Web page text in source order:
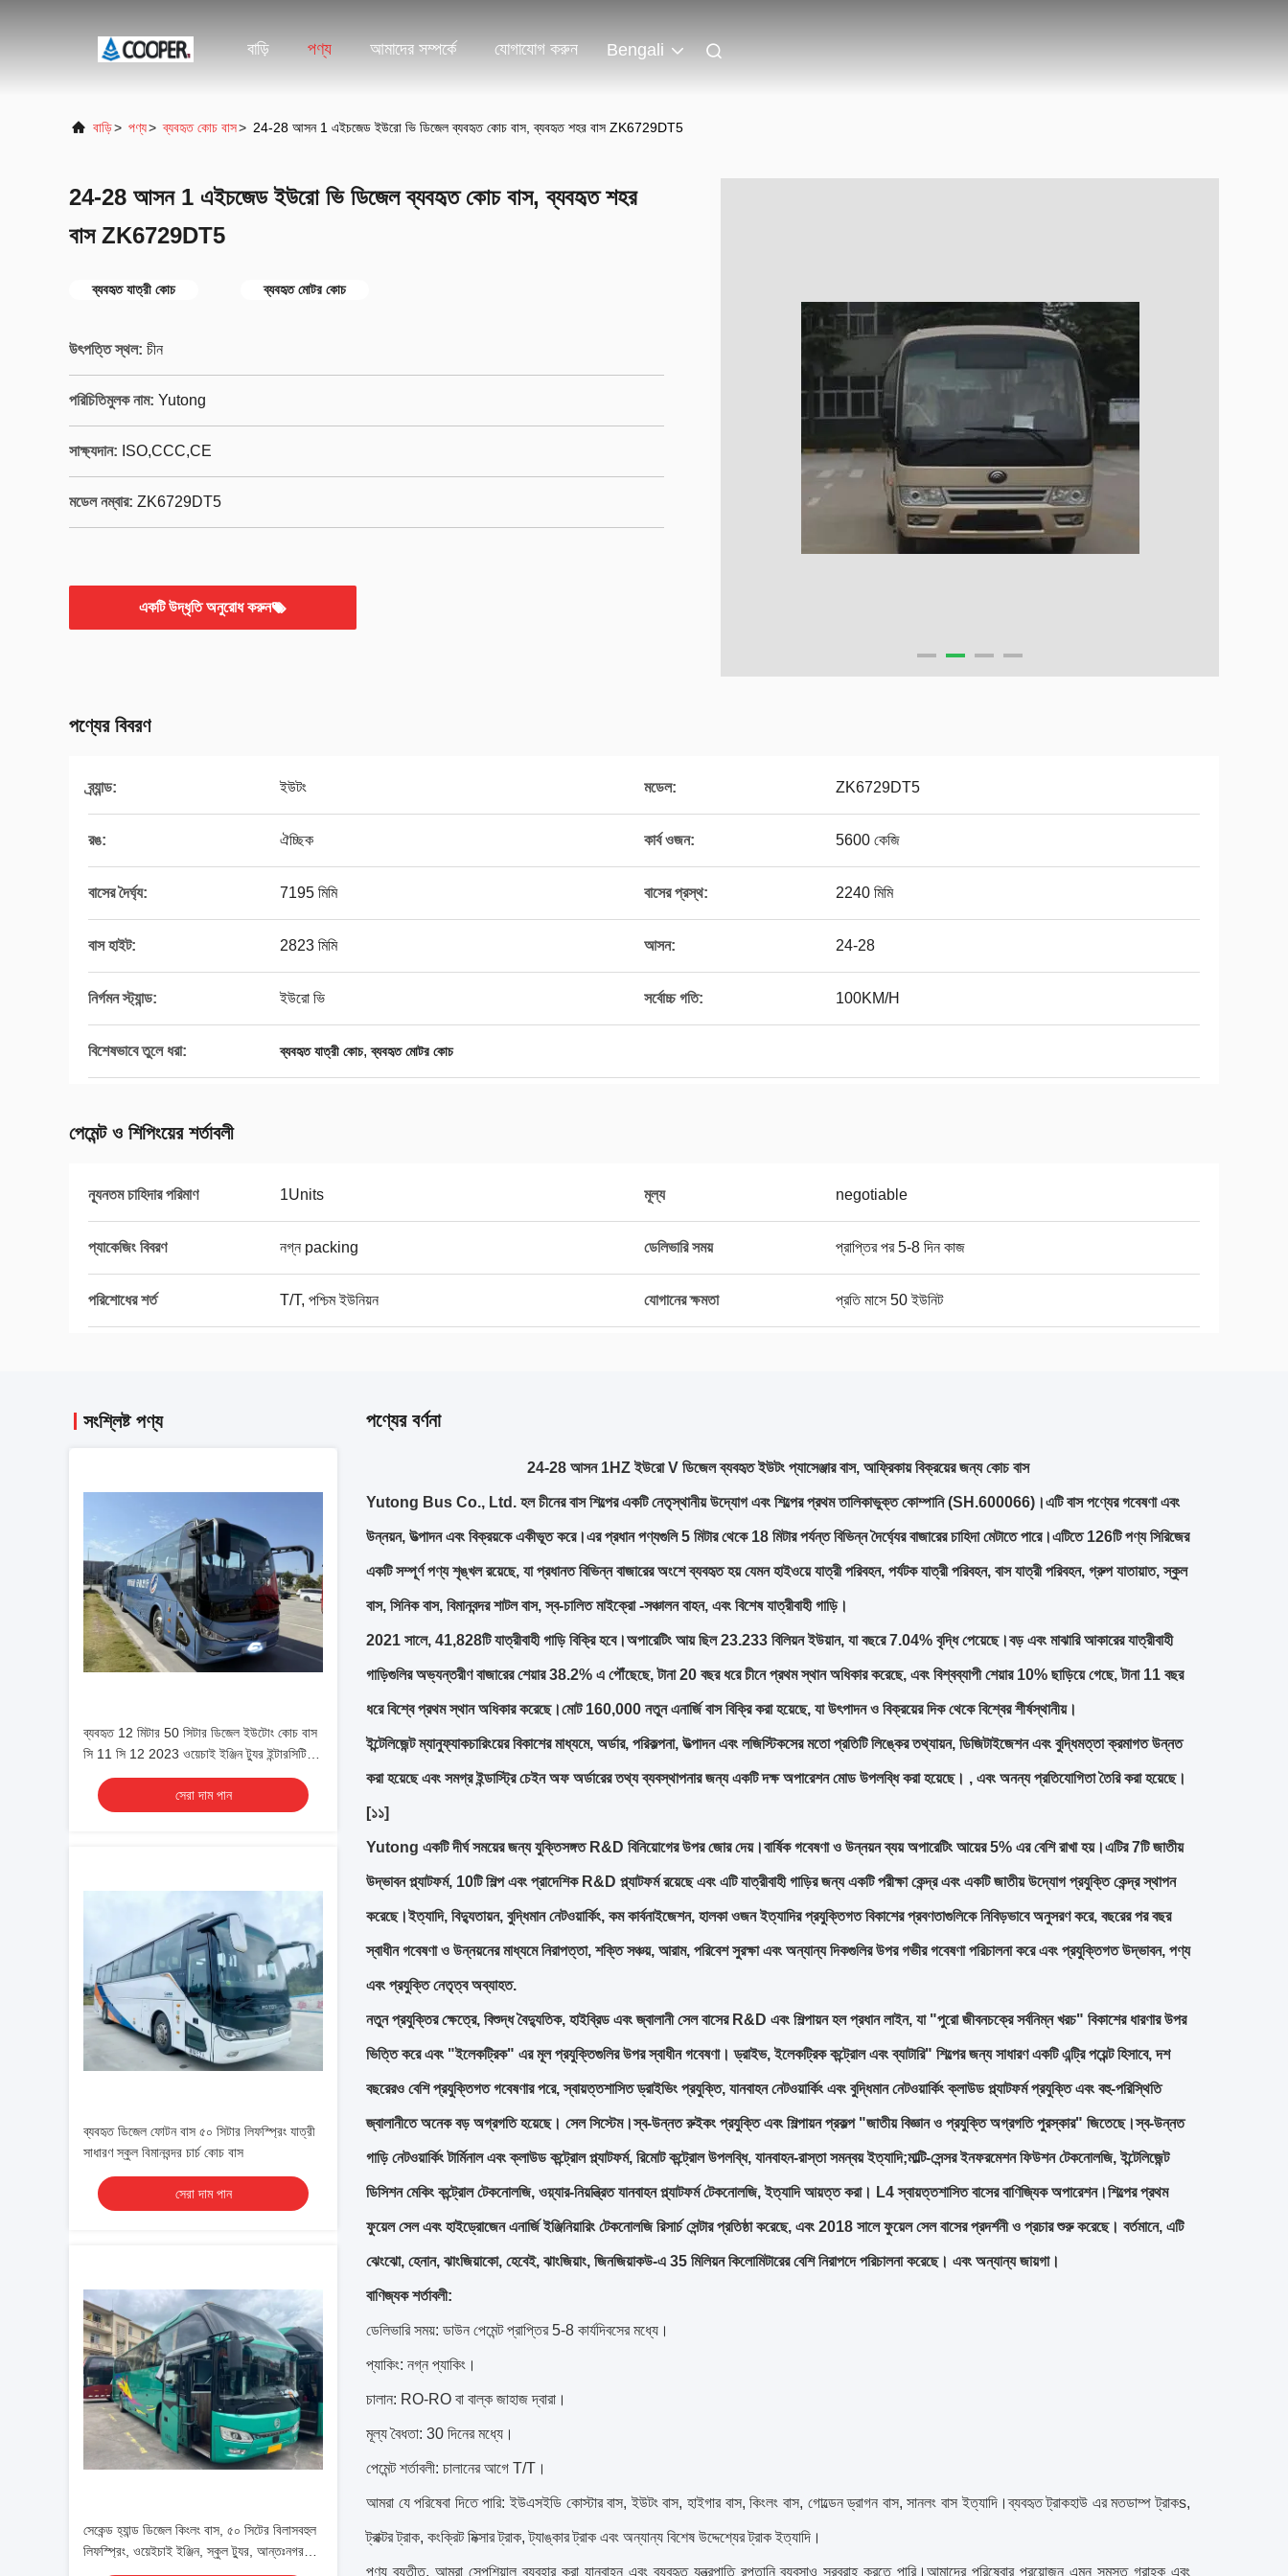
বাড়ি পণ্য আমাদের সম্পর্কে যোগাযোগ করুন Bengali
বাড়ি> পণ্য> ব্যবহৃত কোচ বাস> 24-28 আসন 1 এইচজেড ইউরো ভি ডিজেল ব্যবহৃত কোচ বাস, ব্যবহৃত শহর বাস ZK6729DT5
24-28 আসন 1 এইচজেড ইউরো ভি ডিজেল ব্যবহৃত কোচ বাস, ব্যবহৃত শহর
বাস ZK6729DT5
ব্যবহৃত যাত্রী কোচ ব্যবহৃত মোটর কোচ
উৎপত্তি স্থল: চীন
পরিচিতিমুলক নাম: Yutong
সাক্ষ্যদান: ISO,CCC,CE
মডেল নম্বার: ZK6729DT5
একটি উদ্ধৃতি অনুরোধ করুন
পণ্যের বিবরণ
ব্র্যান্ড: ইউটং মডেল: ZK6729DT5
রঙ: ঐচ্ছিক কার্ব ওজন: 5600 কেজি
বাসের দৈর্ঘ্য: 7195 মিমি বাসের প্রস্থ: 2240 মিমি
বাস হাইট: 2823 মিমি আসন: 24-28
নির্গমন স্ট্যান্ড: ইউরো ভি সর্বোচ্চ গতি: 100KM/H
বিশেষভাবে তুলে ধরা: ব্যবহৃত যাত্রী কোচ,ব্যবহৃত মোটর কোচ
পেমেন্ট ও শিপিংয়ের শর্তাবলী
ন্যূনতম চাহিদার পরিমাণ 1Units মূল্য negotiable
প্যাকেজিং বিবরণ নগ্ন packing ডেলিভারি সময় প্রাপ্তির পর 5-8 দিন কাজ
পরিশোধের শর্ত T/T, পশ্চিম ইউনিয়ন যোগানের ক্ষমতা প্রতি মাসে 50 ইউনিট
সংশ্লিষ্ট পণ্য
ব্যবহৃত 12 মিটার 50 সিটার ডিজেল ইউটোং কোচ বাস
সি 11 সি 12 2023 ওয়েচাই ইঞ্জিন ট্যুর ইন্টারসিটি
বাস আরএইচডি / এলএইচডি
সেরা দাম পান
ব্যবহৃত ডিজেল ফোটন বাস ৫০ সিটার লিফস্প্রিং যাত্রী
সাধারণ স্কুল বিমানবন্দর চার্চ কোচ বাস
সেরা দাম পান
সেকেন্ড হ্যান্ড ডিজেল কিংলং বাস, ৫০ সিটের বিলাসবহুল
লিফস্প্রিং, ওয়েইচাই ইঞ্জিন, স্কুল ট্যুর, আন্তঃনগর
যাত্রী পরিবহন কোচ
পণ্যের বর্ণনা
24-28 আসন 1HZ ইউরো V ডিজেল ব্যবহৃত ইউটং প্যাসেঞ্জার বাস, আফ্রিকায় বিক্রয়ের জন্য কোচ বাস
Yutong Bus Co., Ltd. হল চীনের বাস শিল্পের একটি নেতৃস্থানীয় উদ্যোগ এবং শিল্পের প্রথম তালিকাভুক্ত কোম্পানি (SH.600066)।এটি বাস পণ্যের গবেষণা এবং
উন্নয়ন, উত্পাদন এবং বিক্রয়কে একীভূত করে।এর প্রধান পণ্যগুলি 5 মিটার থেকে 18 মিটার পর্যন্ত বিভিন্ন দৈর্ঘ্যের বাজারের চাহিদা মেটাতে পারে।এটিতে 126টি পণ্য সিরিজের
একটি সম্পূর্ণ পণ্য শৃঙ্খল রয়েছে, যা প্রধানত বিভিন্ন বাজারের অংশে ব্যবহৃত হয় যেমন হাইওয়ে যাত্রী পরিবহন, পর্যটক যাত্রী পরিবহন, বাস যাত্রী পরিবহন, গ্রুপ যাতায়াত, স্কুল
বাস, সিনিক বাস, বিমানবন্দর শাটল বাস, স্ব-চালিত মাইক্রো -সঞ্চালন বাহন, এবং বিশেষ যাত্রীবাহী গাড়ি।
2021 সালে, 41,828টি যাত্রীবাহী গাড়ি বিক্রি হবে।অপারেটিং আয় ছিল 23.233 বিলিয়ন ইউয়ান, যা বছরে 7.04% বৃদ্ধি পেয়েছে।বড় এবং মাঝারি আকারের যাত্রীবাহী
গাড়িগুলির অভ্যন্তরীণ বাজারের শেয়ার 38.2% এ পৌঁছেছে, টানা 20 বছর ধরে চীনে প্রথম স্থান অধিকার করেছে, এবং বিশ্বব্যাপী শেয়ার 10% ছাড়িয়ে গেছে, টানা 11 বছর
ধরে বিশ্বে প্রথম স্থান অধিকার করেছে।মোট 160,000 নতুন এনার্জি বাস বিক্রি করা হয়েছে, যা উৎপাদন ও বিক্রয়ের দিক থেকে বিশ্বের শীর্ষস্থানীয়।
ইন্টেলিজেন্ট ম্যানুফ্যাকচারিংয়ের বিকাশের মাধ্যমে, অর্ডার, পরিকল্পনা, উত্পাদন এবং লজিস্টিকসের মতো প্রতিটি লিঙ্কের তথ্যায়ন, ডিজিটাইজেশন এবং বুদ্ধিমত্তা ক্রমাগত উন্নত
করা হয়েছে এবং সমগ্র ইন্ডাস্ট্রি চেইন অফ অর্ডারের তথ্য ব্যবস্থাপনার জন্য একটি দক্ষ অপারেশন মোড উপলব্ধি করা হয়েছে। , এবং অনন্য প্রতিযোগিতা তৈরি করা হয়েছে।
[১১]
Yutong একটি দীর্ঘ সময়ের জন্য যুক্তিসঙ্গত R&D বিনিয়োগের উপর জোর দেয়।বার্ষিক গবেষণা ও উন্নয়ন ব্যয় অপারেটিং আয়ের 5% এর বেশি রাখা হয়।এটির 7টি জাতীয়
উদ্ভাবন প্ল্যাটফর্ম, 10টি শিল্প এবং প্রাদেশিক R&D প্ল্যাটফর্ম রয়েছে এবং এটি যাত্রীবাহী গাড়ির জন্য একটি পরীক্ষা কেন্দ্র এবং একটি জাতীয় উদ্যোগ প্রযুক্তি কেন্দ্র স্থাপন
করেছে।ইত্যাদি, বিদ্যুতায়ন, বুদ্ধিমান নেটওয়ার্কিং, কম কার্বনাইজেশন, হালকা ওজন ইত্যাদির প্রযুক্তিগত বিকাশের প্রবণতাগুলিকে নিবিড়ভাবে অনুসরণ করে, বছরের পর বছর
স্বাধীন গবেষণা ও উন্নয়নের মাধ্যমে নিরাপত্তা, শক্তি সঞ্চয়, আরাম, পরিবেশ সুরক্ষা এবং অন্যান্য দিকগুলির উপর গভীর গবেষণা পরিচালনা করে এবং প্রযুক্তিগত উদ্ভাবন, পণ্য
এবং প্রযুক্তি নেতৃত্ব অব্যাহত.
নতুন প্রযুক্তির ক্ষেত্রে, বিশুদ্ধ বৈদ্যুতিক, হাইব্রিড এবং জ্বালানী সেল বাসের R&D এবং শিল্পায়ন হল প্রধান লাইন, যা "পুরো জীবনচক্রে সর্বনিম্ন খরচ" বিকাশের ধারণার উপর
ভিত্তি করে এবং "ইলেকট্রিক" এর মূল প্রযুক্তিগুলির উপর স্বাধীন গবেষণা। ড্রাইভ, ইলেকট্রিক কন্ট্রোল এবং ব্যাটারি" শিল্পের জন্য সাধারণ একটি এন্ট্রি পয়েন্ট হিসাবে, দশ
বছরেরও বেশি প্রযুক্তিগত গবেষণার পরে, স্বায়ত্তশাসিত ড্রাইভিং প্রযুক্তি, যানবাহন নেটওয়ার্কিং এবং বুদ্ধিমান নেটওয়ার্কিং ক্লাউড প্ল্যাটফর্ম প্রযুক্তি এবং বহু-পরিস্থিতি
জ্বালানীতে অনেক বড় অগ্রগতি হয়েছে। সেল সিস্টেম।স্ব-উন্নত রুইকং প্রযুক্তি এবং শিল্পায়ন প্রকল্প "জাতীয় বিজ্ঞান ও প্রযুক্তি অগ্রগতি পুরস্কার" জিতেছে।স্ব-উন্নত
গাড়ি নেটওয়ার্কিং টার্মিনাল এবং ক্লাউড কন্ট্রোল প্ল্যাটফর্ম, রিমোট কন্ট্রোল উপলব্ধি, যানবাহন-রাস্তা সমন্বয় ইত্যাদি;মাল্টি-সেন্সর ইনফরমেশন ফিউশন টেকনোলজি, ইন্টেলিজেন্ট
ডিসিশন মেকিং কন্ট্রোল টেকনোলজি, ওয়্যার-নিয়ন্ত্রিত যানবাহন প্ল্যাটফর্ম টেকনোলজি, ইত্যাদি আয়ত্ত করা। L4 স্বায়ত্তশাসিত বাসের বাণিজ্যিক অপারেশন।শিল্পের প্রথম
ফুয়েল সেল এবং হাইড্রোজেন এনার্জি ইঞ্জিনিয়ারিং টেকনোলজি রিসার্চ সেন্টার প্রতিষ্ঠা করেছে, এবং 2018 সালে ফুয়েল সেল বাসের প্রদর্শনী ও প্রচার শুরু করেছে। বর্তমানে, এটি
ঝেংঝো, হেনান, ঝাংজিয়াকো, হেবেই, ঝাংজিয়াং, জিনজিয়াকউ-এ 35 মিলিয়ন কিলোমিটারের বেশি নিরাপদে পরিচালনা করেছে। এবং অন্যান্য জায়গা।
বাণিজ্যক শর্তাবলী:
ডেলিভারি সময়: ডাউন পেমেন্ট প্রাপ্তির 5-8 কার্যদিবসের মধ্যে।
প্যাকিং: নগ্ন প্যাকিং।
চালান: RO-RO বা বাল্ক জাহাজ দ্বারা।
মূল্য বৈধতা: 30 দিনের মধ্যে।
পেমেন্ট শর্তাবলী: চালানের আগে T/T।
আমরা যে পরিষেবা দিতে পারি: ইউএসইডি কোস্টার বাস, ইউটং বাস, হাইগার বাস, কিংলং বাস, গোল্ডেন ড্রাগন বাস, সানলং বাস ইত্যাদি।ব্যবহৃত ট্রাকহাউ এর মতডাম্প ট্রাকs,
ট্রাক্টর ট্রাক, কংক্রিট মিক্সার ট্রাক, ট্যাঙ্কার ট্রাক এবং অন্যান্য বিশেষ উদ্দেশ্যের ট্রাক ইত্যাদি।
পণ্য ব্যতীত, আমরা সেপশিয়াল ব্যবহার করা যানবাহন এবং ব্যবহৃত যন্ত্রপাতি রপ্তানি ব্যবসাও সরবরাহ করতে পারি।আমাদের পরিষেবার প্রয়োজন এমন সমস্ত গ্রাহক এবং